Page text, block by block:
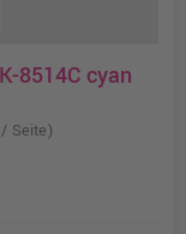
8514C cyan
Seite)